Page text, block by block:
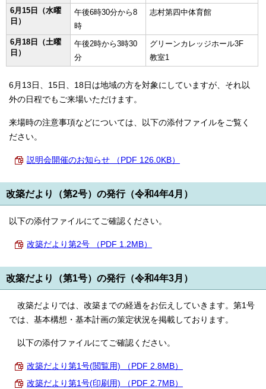
6月15日（水曜
日）
午後6時30分から8
時
志村第四中体育館
6月18日（土曜
日）
午後2時から3時30
分
グリーンカレッジホール3F
教室1
6月13日、15日、18日は地域の方を対象にしていますが、それ以
外の日程でもご来場いただけます。
来場時の注意事項などについては、以下の添付ファイルをご覧く
ださい。
説明会開催のお知らせ （PDF 126.0KB）
改築だより（第2号）の発行（令和4年4月）
以下の添付ファイルにてご確認ください。
改築だより第2号 （PDF 1.2MB）
改築だより（第1号）の発行（令和4年3月）
改築だよりでは、改築までの経過をお伝えしていきます。第1号
では、基本構想・基本計画の策定状況を掲載しております。
以下の添付ファイルにてご確認ください。
改築だより第1号(閲覧用) （PDF 2.8MB）
改築だより第1号(印刷用) （PDF 2.7MB）